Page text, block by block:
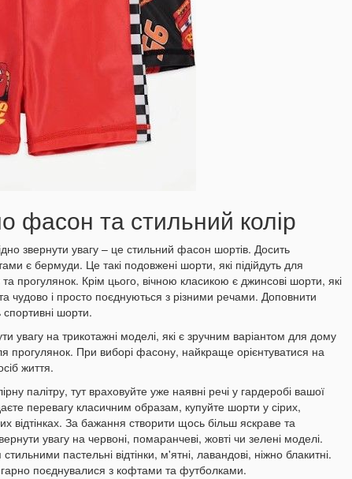
фасон та стильний колір
звернути увагу – це стильний фасон шортів. Досить
є бермуди. Це такі подовжені шорти, які підійдуть для
та прогулянок. Крім цього, вічною класикою є джинсові шорти, які
чудово і просто поєднуються з різними речами. Доповнити
шорти.
увагу на трикотажні моделі, які є зручним варіантом для дому
прогулянок. При виборі фасону, найкраще орієнтуватися на
життя.
палітру, тут враховуйте уже наявні речі у гардеробі вашої
перевагу класичним образам, купуйте шорти у сірих,
відтінках. За бажання створити щось більш яскраве та
увагу на червоні, помаранчеві, жовті чи зелені моделі.
пастельні відтінки, м'ятні, лавандові, ніжно блакитні.
поєднувалися з кофтами та футболками.